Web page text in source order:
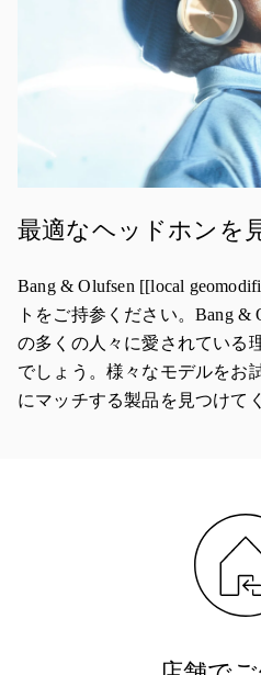
最適なヘッドホンを
Bang & Olufsen [[local
トをご持参ください。Bang &
の多くの人々に愛されている
でしょう。様々なモデルをお
にマッチする製品を見つけて